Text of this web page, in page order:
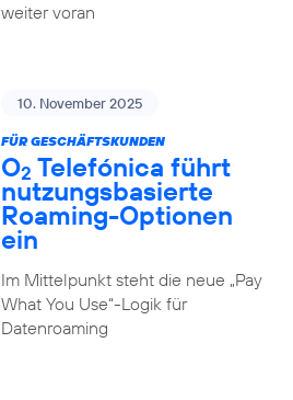
weiter voran
10. November 2025
FÜR GESCHÄFTSKUNDEN
O2 Telefónica führt
nutzungs­basierte
Roaming-Optionen
ein
Im Mittelpunkt steht die neue „Pay
What You Use“-Logik für
Datenroaming